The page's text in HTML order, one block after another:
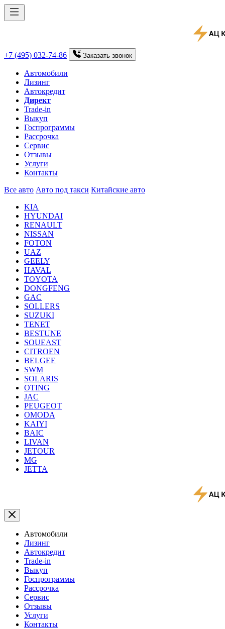
+7 (495) 032-74-86 Заказать звонок
Автомобили
Лизинг
Автокредит
Директ
Trade-in
Выкуп
Госпрограммы
Рассрочка
Сервис
Отзывы
Услуги
Контакты
Все авто Авто под такси Китайские авто
KIA
HYUNDAI
RENAULT
NISSAN
FOTON
UAZ
GEELY
HAVAL
TOYOTA
DONGFENG
GAC
SOLLERS
SUZUKI
TENET
BESTUNE
SOUEAST
CITROEN
BELGEE
SWM
SOLARIS
OTING
JAC
PEUGEOT
OMODA
KAIYI
BAIC
LIVAN
JETOUR
MG
JETTA
Автомобили
Лизинг
Автокредит
Trade-in
Выкуп
Госпрограммы
Рассрочка
Сервис
Отзывы
Услуги
Контакты